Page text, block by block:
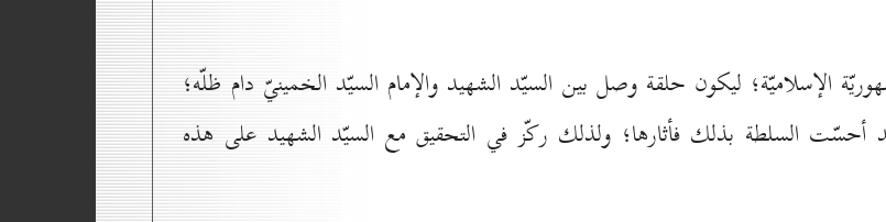
الإسلاميّة؛ ليكون حلقة وصل بين السيّد الشهيد والإمام السيّد الخمينيّ دام ظلّه؛
أحسّت السلطة بذلك فأثارها؛ ولذلك ركّز في التحقيق مع السيّد الشهيد على هذه